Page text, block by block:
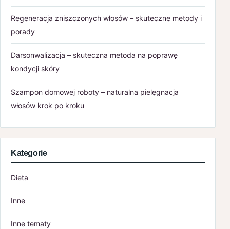
Regeneracja zniszczonych włosów – skuteczne metody i
porady
Darsonwalizacja – skuteczna metoda na poprawę
kondycji skóry
Szampon domowej roboty – naturalna pielęgnacja
włosów krok po kroku
Kategorie
Dieta
Inne
Inne tematy